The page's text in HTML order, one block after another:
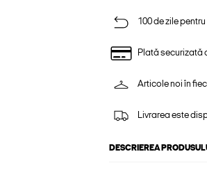
100 de zile pentru
Plată securizată
Articole noi în
Livrarea este
DESCRIEREA